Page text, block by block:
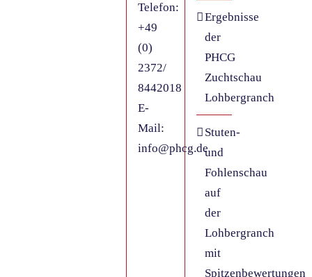
Telefon:
+49
(0)
2372/
8442018
E-
Mail:
info@phcg.de
Ergebnisse
der
PHCG
Zuchtschau
Lohbergranch
Stuten-
und
Fohlenschau
auf
der
Lohbergranch
mit
Spitzenbewertungen